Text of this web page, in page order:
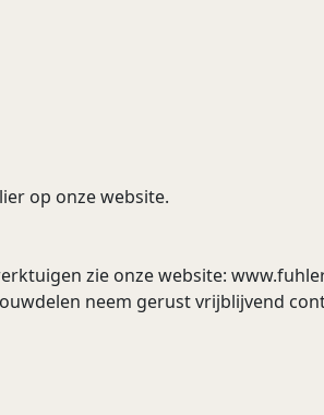
op onze website.
zie onze website:
neem gerust vrijblijvend